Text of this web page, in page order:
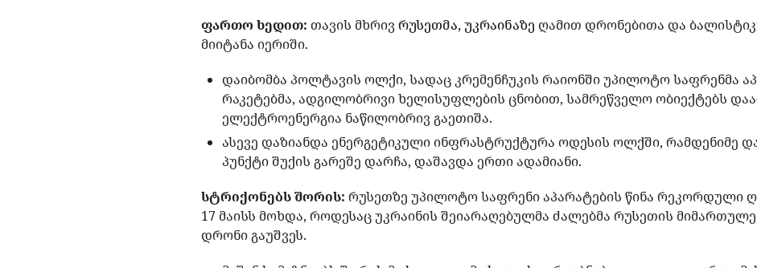
ფართო ხედით:თავის მხრივრუსეთმა, უკრაინაზეღამით დრონებითა და
მიიტანა იერიში.
დაიბომბა პოლტავის ოლქი, სადაც კრემენჩუკის რაიონში უპილოტო საფრენმა
რაკეტებმა, ადგილობრივი ხელისუფლების ცნობით, სამრეწველო ობიექტებს
ელექტროენერგია ნაწილობრივ გაეთიშა.
ასევე დაზიანდა ენერგეტიკული ინფრასტრუქტურა ოდესის ოლქში, რამდენიმე
პუნქტი შუქის გარეშე დარჩა, დაშავდა ერთი ადამიანი.
სტრიქონებს შორის:რუსეთზე უპილოტო საფრენი აპარატების წინა რეკორდული
17 მაისს მოხდა, როდესაც უკრაინის შეიარაღებულმა ძალებმა რუსეთის
დრონი გაუშვეს.